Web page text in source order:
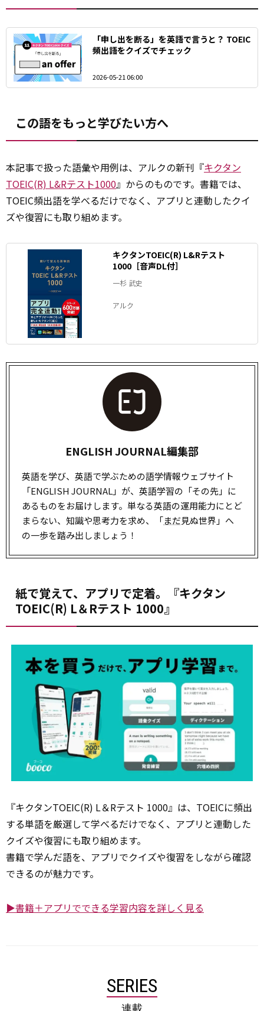
「申し出を断る」を英語で言うと？ TOEIC
頻出語をクイズでチェック
2026-05-21 06:00
この語をもっと学びたい方へ
本記事で扱った語彙や用例は、アルクの新刊『キクタン
TOEIC(R) L&Rテスト1000』からのものです。書籍では、
TOEIC頻出語を学べるだけでなく、アプリと連動したクイ
ズや復習にも取り組めます。
キクタンTOEIC(R) L&Rテスト
1000［音声DL付］
一杉 武史
アルク
ENGLISH JOURNAL編集部
英語を学び、英語で学ぶための語学情報ウェブサイト
「ENGLISH JOURNAL」が、英語学習の「その先」に
あるものをお届けします。単なる英語の運用能力にとど
まらない、知識や思考力を求め、「まだ見ぬ世界」へ
の一歩を踏み出しましょう！
紙で覚えて、アプリで定着。『キクタン
TOEIC(R) L＆Rテスト 1000』
『キクタンTOEIC(R) L＆Rテスト 1000』は、TOEICに頻出
する単語を厳選して学べるだけでなく、アプリと連動した
クイズや復習にも取り組めます。
書籍で学んだ語を、アプリでクイズや復習をしながら確認
できるのが魅力です。
▶書籍＋アプリでできる学習内容を詳しく見る
SERIES
連載